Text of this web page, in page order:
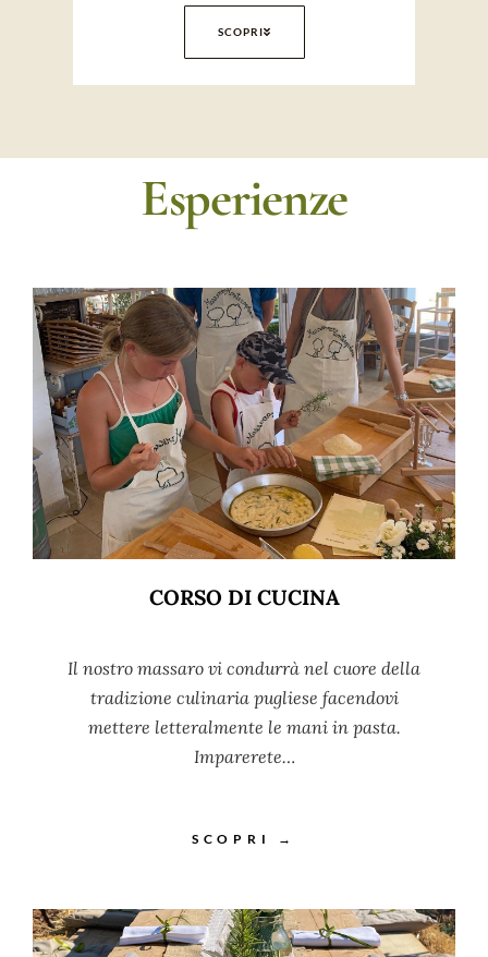
SCOPRI
Esperienze
CORSO DI CUCINA
Il nostro massaro vi condurrà nel cuore della
tradizione culinaria pugliese facendovi
mettere letteralmente le mani in pasta.
Imparerete…
SCOPRI →